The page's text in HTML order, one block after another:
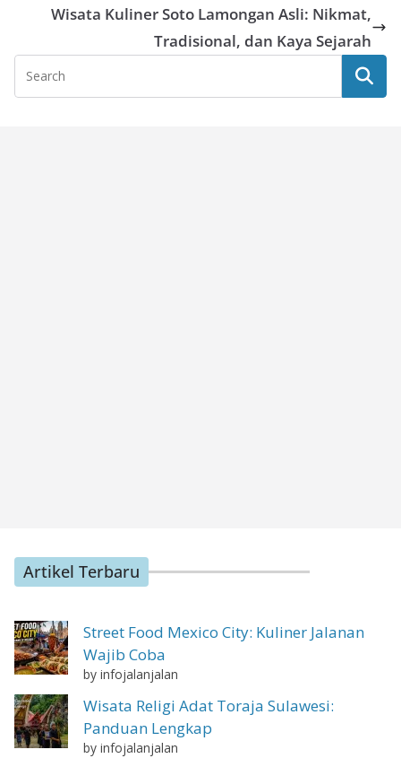
Wisata Kuliner Soto Lamongan Asli: Nikmat,
Tradisional, dan Kaya Sejarah
Artikel Terbaru
Street Food Mexico City: Kuliner Jalanan
Wajib Coba
by infojalanjalan
Wisata Religi Adat Toraja Sulawesi:
Panduan Lengkap
by infojalanjalan